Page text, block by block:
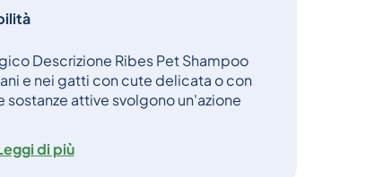
Descrizione Ribes Pet Shampoo
e nei gatti con cute delicata o con
attive svolgono un'azione
di più